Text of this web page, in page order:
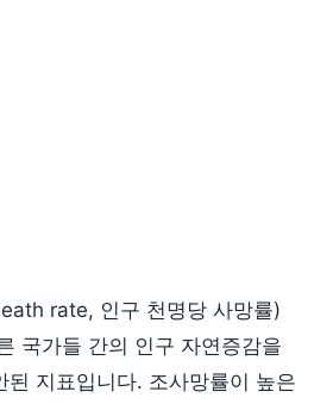
rate, 인구 천명당 사망률)
국가들 간의 인구 자연증감을
된 지표입니다. 조사망률이 높은